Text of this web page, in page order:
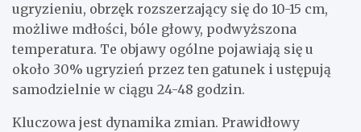
ugryzieniu, obrzęk rozszerzający się do 10-15 cm,
możliwe mdłości, bóle głowy, podwyższona
temperatura. Te objawy ogólne pojawiają się u
około 30% ugryzień przez ten gatunek i ustępują
samodzielnie w ciągu 24-48 godzin.
Kluczowa jest dynamika zmian. Prawidłowy